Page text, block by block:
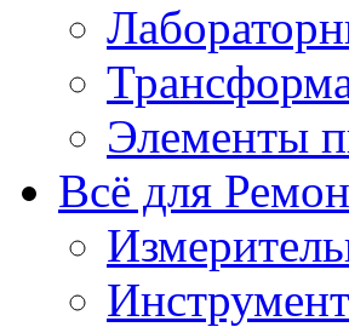
Элементы
Всё для
Инструмент